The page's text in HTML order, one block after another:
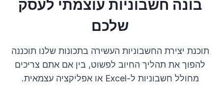
בונה חשבוניות עוצמתי לעסק
שלכם
תוכנת יצירת החשבוניות העשירה בתכונות שלנו תוכננה
להפוך את תהליך החיוב לפשוט, בין אם אתם צריכים
מחולל חשבוניות ל-Excel או אפליקציה עצמאית.